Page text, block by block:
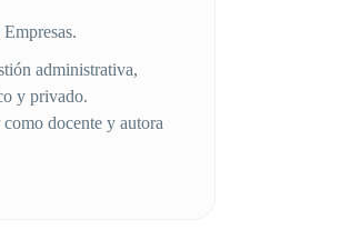
administrativa,
y privado.
docente y autora